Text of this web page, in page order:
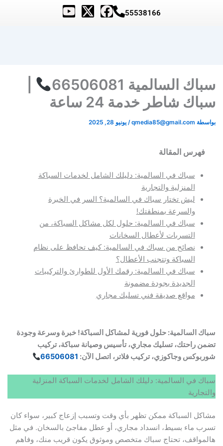
55538166
F
o
k
X
t
e
r
Y
e
سباك السالمية 66506081
سباك شاطر خدمة 24 ساعة
بواسطة qmedia85@gmail.com
/ يونيو 28, 2025
فهرس المقالة
سباك في السالمية: دليلك الشامل لخدمات السباكة
المنزلية والتجارية
ليش تختار سباك في السالمية؟ السر في الخبرة
والسرعة بمنطقتك!
سباك في السالمية: حلول لكل مشاكل السباكة، من
التسربات لأعطال السخانات
نصائح من سباك في السالمية: كيف تحافظ على نظام
السباكة وتتجنب الأعطال؟
سباك في السالمية: رقمك الأول للطوارئ والتركيبات
الجديدة بجودة مضمونة
مواقع صديقة فني تسليك مجاري
سباك السالمية: حلول فورية لمشاكل السباكة! خبرة وسرعة وجودة
تضمن راحتك، تسليك مجاري، تأسيس وصيانة سباكة، تركيب
شوربوكس وجاكوزي، تركيب فلاتر، اتصل الآن: 66506081
سباك في السالمية: دليلك الشامل لخدمات السباكة المنزلية
والتجارية
مشاكل السباكة ممكن تظهر بأي وقت وتسبب إزعاج كبير، سواء كان
تسرب ماء بسيط، انسداد مجاري، أو عطل مفاجئ بالسخان. في مثل
هالمواقف، تحتاج سباك متخصص وموثوق يكون قريب منك، وفاهم